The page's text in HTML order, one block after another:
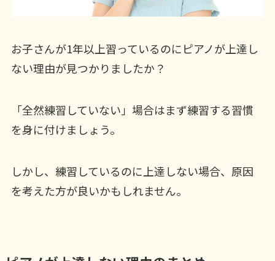
お子さんが1年以上習っているのにピアノが上達し
ない理由が見つかりましたか？
「全然練習していない」場合はまず練習する習慣
を身に付けましょう。
しかし、練習しているのに上達しない場合、原因
を考えた方が良いかもしれません。